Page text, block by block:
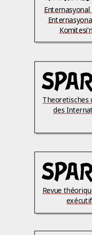
Enternasyonal
Theoretisches
des
Revue